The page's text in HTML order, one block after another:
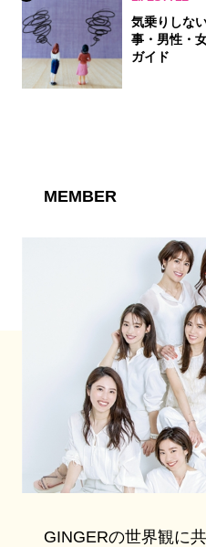
気乗りしな
事・男性・
ガイド
MEMBER
GINGERの世界観に